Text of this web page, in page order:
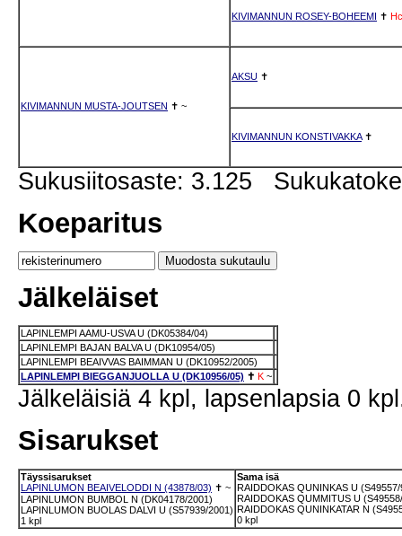
KIVIMANNUN ROSEY-BOHEEMI ✝ Hc
KIVIMANNUN MUSTA-JOUTSEN ✝ ~
AKSU ✝
KIVIMANNUN KONSTIVAKKA✝
Sukusiitosaste: 3.125
Koeparitus
Jälkeläiset
LAPINLEMPI AAMU-USVA U (DK05384/04)
LAPINLEMPI BAJAN BALVA U (DK10954/05)
LAPINLEMPI BEAIVVAS BAIMMAN U (DK10952/2005)
LAPINLEMPI BIEGGANJUOLLA U (DK10956/05) ✝ K ~
Jälkeläisiä 4 kpl, lapsenlapsia 0
Sisarukset
Täyssisarukset
LAPINLUMON BEAIVELODDI N (43878/03) ✝ ~
LAPINLUMON BUMBOL N (DK04178/2001)
LAPINLUMON BUOLAS DALVI U (S57939/2001)
1 kpl
Sama isä
RAIDDOKAS QUNINKAS U
RAIDDOKAS QUMMITUS U
RAIDDOKAS QUNINKATAR N
0 kpl